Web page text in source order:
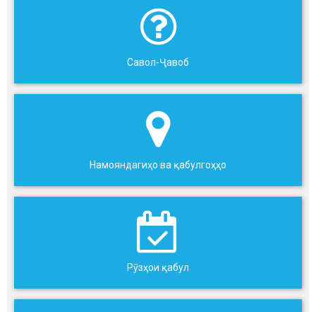
Савол-Ҷавоб
Намояндагиҳо ва қабулгоҳҳо
Рӯзҳои қабул